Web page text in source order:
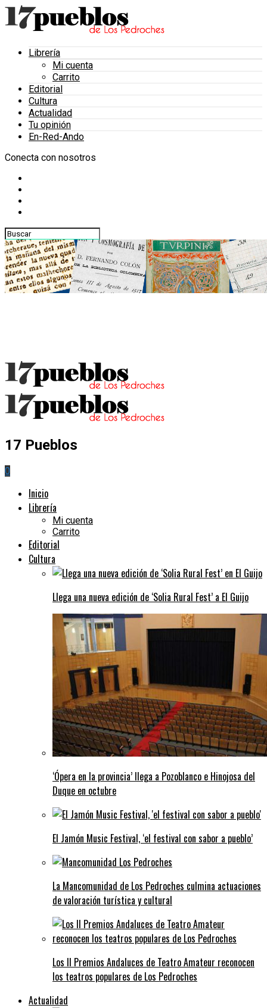
Librería
Mi cuenta
Carrito
Editorial
Cultura
Actualidad
Tu opinión
En-Red-Ando
Conecta con nosotros
17 Pueblos
0
Inicio
Librería
Mi cuenta
Carrito
Editorial
Cultura
Llega una nueva edición de ‘Solia Rural Fest’ a El Guijo
‘Ópera en la provincia’ llega a Pozoblanco e Hinojosa del
Duque en octubre
El Jamón Music Festival, ‘el festival con sabor a pueblo’
La Mancomunidad de Los Pedroches culmina actuaciones
de valoración turística y cultural
Los II Premios Andaluces de Teatro Amateur reconocen
los teatros populares de Los Pedroches
Actualidad